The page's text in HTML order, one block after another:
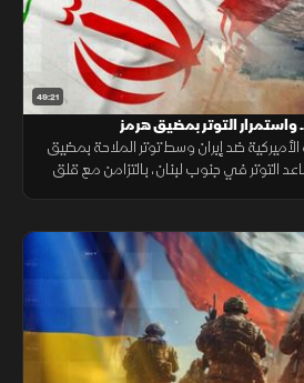
49:21
التوتر بمضيق هرمز
الأميركية ضد إيران وسط توتر الملاحة بمضيق
التوتر في جنوب لبنان، بالتزامن مع قلق